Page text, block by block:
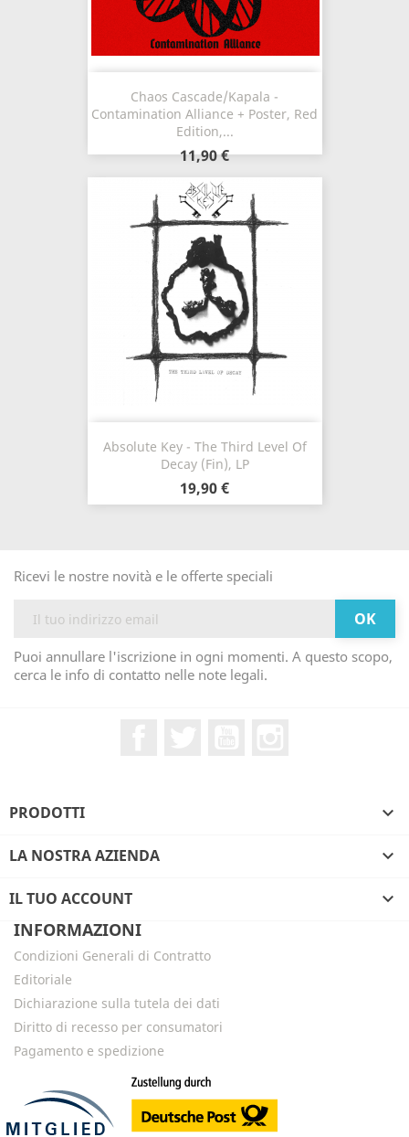
Chaos Cascade/Kapala -
Contamination Alliance + Poster, Red
Edition,...
11,90 €
Absolute Key - The Third Level Of
Decay (Fin), LP
19,90 €
Ricevi le nostre novità e le offerte speciali
Puoi annullare l'iscrizione in ogni momenti. A questo scopo,
cerca le info di contatto nelle note legali.
PRODOTTI 
LA NOSTRA AZIENDA 
IL TUO ACCOUNT

INFORMAZIONI
Condizioni Generali di Contratto
Editoriale
Dichiarazione sulla tutela dei dati
Diritto di recesso per consumatori
Pagamento e spedizione